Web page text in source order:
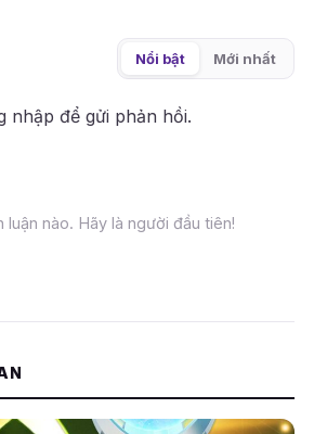
Nổi bật Mới nhất
nhập để gửi phản hồi.
luận nào. Hãy là người đầu tiên!